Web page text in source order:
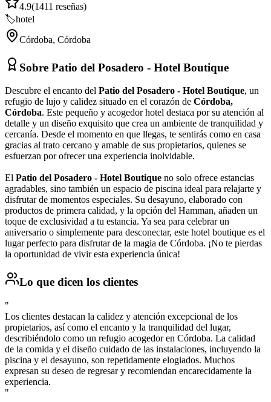
4.9(1411 reseñas)
🏷️hotel
Córdoba, Córdoba
Sobre Patio del Posadero - Hotel Boutique
Descubre el encanto del Patio del Posadero - Hotel Boutique, un
refugio de lujo y calidez situado en el corazón de Córdoba,
Córdoba. Este pequeño y acogedor hotel destaca por su atención al
detalle y un diseño exquisito que crea un ambiente de tranquilidad y
cercanía. Desde el momento en que llegas, te sentirás como en casa
gracias al trato cercano y amable de sus propietarios, quienes se
esfuerzan por ofrecer una experiencia inolvidable.
El Patio del Posadero - Hotel Boutique no solo ofrece estancias
agradables, sino también un espacio de piscina ideal para relajarte y
disfrutar de momentos especiales. Su desayuno, elaborado con
productos de primera calidad, y la opción del Hamman, añaden un
toque de exclusividad a tu estancia. Ya sea para celebrar un
aniversario o simplemente para desconectar, este hotel boutique es el
lugar perfecto para disfrutar de la magia de Córdoba. ¡No te pierdas
la oportunidad de vivir esta experiencia única!
Lo que dicen los clientes
"
Los clientes destacan la calidez y atención excepcional de los
propietarios, así como el encanto y la tranquilidad del lugar,
describiéndolo como un refugio acogedor en Córdoba. La calidad
de la comida y el diseño cuidado de las instalaciones, incluyendo la
piscina y el desayuno, son repetidamente elogiados. Muchos
expresan su deseo de regresar y recomiendan encarecidamente la
experiencia.
"